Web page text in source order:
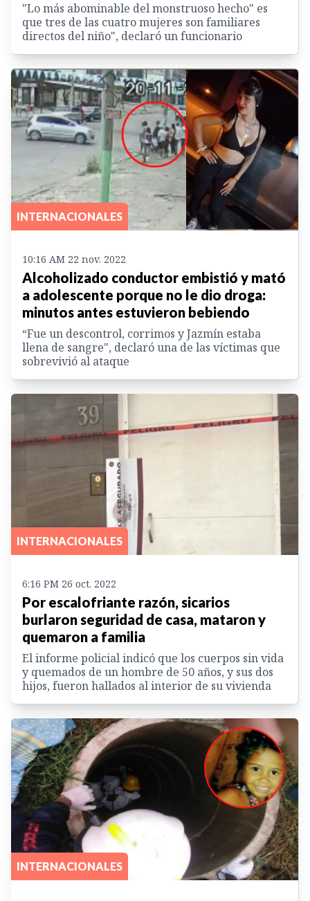
"Lo más abominable del monstruoso hecho" es
que tres de las cuatro mujeres son familiares
directos del niño", declaró un funcionario
INTERNACIONALES
10:16 AM 22 nov. 2022
Alcoholizado conductor embistió y mató
a adolescente porque no le dio droga:
minutos antes estuvieron bebiendo
“Fue un descontrol, corrimos y Jazmín estaba
llena de sangre", declaró una de las víctimas que
sobrevivió al ataque
INTERNACIONALES
6:16 PM 26 oct. 2022
Por escalofriante razón, sicarios
burlaron seguridad de casa, mataron y
quemaron a familia
El informe policial indicó que los cuerpos sin vida
y quemados de un hombre de 50 años, y sus dos
hijos, fueron hallados al interior de su vivienda
INTERNACIONALES